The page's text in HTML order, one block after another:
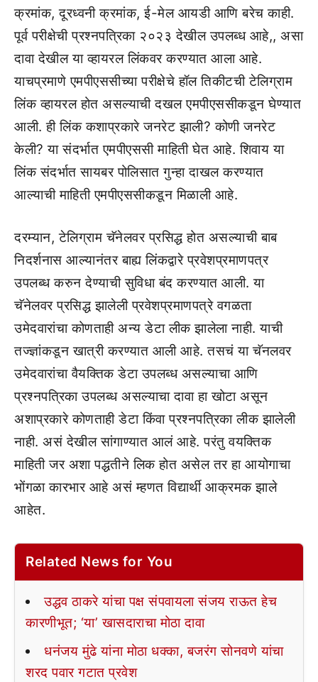
क्रमांक, दूरध्वनी क्रमांक, ई-मेल आयडी आणि बरेच काही.
पूर्व परीक्षेची प्रश्नपत्रिका २०२३ देखील उपलब्ध आहे,, असा
दावा देखील या व्हायरल लिंकवर करण्यात आला आहे.
याचप्रमाणे एमपीएससीच्या परीक्षेचे हॉल तिकीटची टेलिग्राम
लिंक व्हायरल होत असल्याची दखल एमपीएससीकडून घेण्यात
आली. ही लिंक कशाप्रकारे जनरेट झाली? कोणी जनरेट
केली? या संदर्भात एमपीएससी माहिती घेत आहे. शिवाय या
लिंक संदर्भात सायबर पोलिसात गुन्हा दाखल करण्यात
आल्याची माहिती एमपीएससीकडून मिळाली आहे.
दरम्यान, टेलिग्राम चॅनेलवर प्रसिद्ध होत असल्याची बाब
निदर्शनास आल्यानंतर बाह्य लिंकद्वारे प्रवेशप्रमाणपत्र
उपलब्ध करुन देण्याची सुविधा बंद करण्यात आली. या
चॅनेलवर प्रसिद्ध झालेली प्रवेशप्रमाणपत्रे वगळता
उमेदवारांचा कोणताही अन्य डेटा लीक झालेला नाही. याची
तज्ज्ञांकडून खात्री करण्यात आली आहे. तसचं या चॅनलवर
उमेदवारांचा वैयक्तिक डेटा उपलब्ध असल्याचा आणि
प्रश्नपत्रिका उपलब्ध असल्याचा दावा हा खोटा असून
अशाप्रकारे कोणताही डेटा किंवा प्रश्नपत्रिका लीक झालेली
नाही. असं देखील सांगाण्यात आलं आहे. परंतु वयक्तिक
माहिती जर अशा पद्धतीने लिक होत असेल तर हा आयोगाचा
भोंगळा कारभार आहे असं म्हणत विद्यार्थी आक्रमक झाले
आहेत.
Related News for You
उद्धव ठाकरे यांचा पक्ष संपवायला संजय राऊत हेच
कारणीभूत; ‘या’ खासदाराचा मोठा दावा
धनंजय मुंढे यांना मोठा धक्का, बजरंग सोनवणे यांचा
शरद पवार गटात प्रवेश